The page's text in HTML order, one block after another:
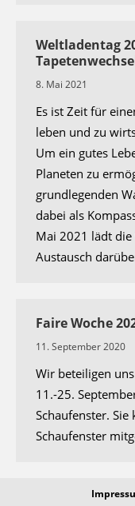
Weltladentag
8. Mai 2021
Es ist Zeit für
leben und zu
Um ein gutes
Planeten zu
grundlegenden
dabei als
Mai 2021 lädt die
Austausch
Faire Woche
11. September 2020
Wir beteiligen
11.-25.
Schaufenster.
Schaufenster